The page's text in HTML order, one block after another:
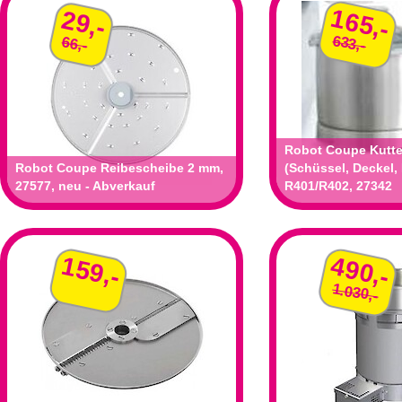
29,-
66,-
Robot Coupe Reibescheibe 2 mm,
27577, neu - Abverkauf
165,-
633,-
Robot Coupe
(Schüssel, Deckel,
R401/R402, 27342
159,- 490,-
1.030,-